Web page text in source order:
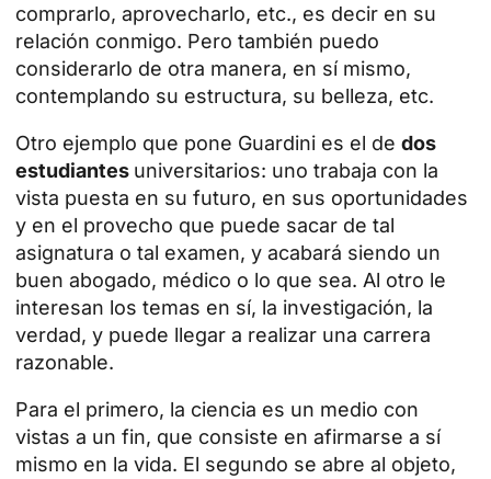
comprarlo, aprovecharlo, etc., es decir en su
relación conmigo. Pero también puedo
considerarlo de otra manera, en sí mismo,
contemplando su estructura, su belleza, etc.
Otro ejemplo que pone Guardini es el de dos
estudiantes universitarios: uno trabaja con la
vista puesta en su futuro, en sus oportunidades
y en el provecho que puede sacar de tal
asignatura o tal examen, y acabará siendo un
buen abogado, médico o lo que sea. Al otro le
interesan los temas en sí, la investigación, la
verdad, y puede llegar a realizar una carrera
razonable.
Para el primero, la ciencia es un medio con
vistas a un fin, que consiste en afirmarse a sí
mismo en la vida. El segundo se abre al objeto,